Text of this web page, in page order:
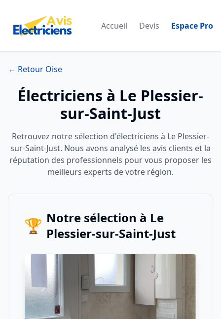
Accueil Devis Espace Pro
← Retour Oise
Électriciens à Le Plessier-
sur-Saint-Just
Retrouvez notre sélection d'électriciens à Le Plessier-
sur-Saint-Just. Nous avons analysé les avis clients et la
réputation des professionnels pour vous proposer les
meilleurs experts de votre région.
🏆 Notre sélection à Le
Plessier-sur-Saint-Just